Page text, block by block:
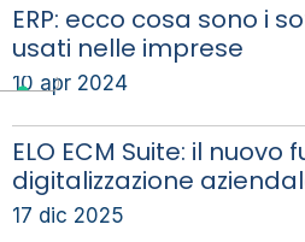
ERP: ecco cosa sono i
usati nelle imprese
10 apr 2024
ELO ECM Suite: il nuovo
digitalizzazione
17 dic 2025